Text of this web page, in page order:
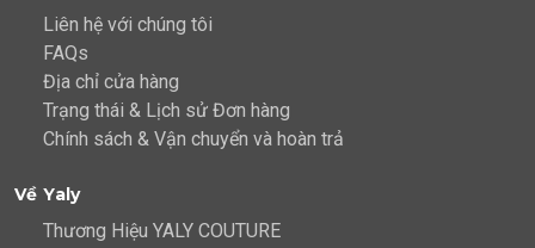
Liên hệ với chúng tôi
FAQs
Địa chỉ cửa hàng
Trạng thái & Lịch sử Đơn hàng
Chính sách & Vận chuyển và hoàn trả
Về Yaly
Thương Hiệu YALY COUTURE